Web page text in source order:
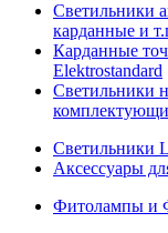
Светильники
карданные и
Карданные
Elektrostandard
Светильники
Светильники
Аксессуары
Фитолампы и